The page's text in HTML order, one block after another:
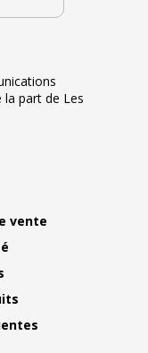
la part de Les
vente